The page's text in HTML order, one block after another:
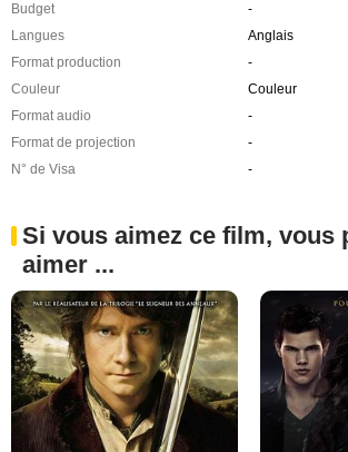
Budget
-
Langues
Anglais
Format production
-
Couleur
Couleur
Format audio
-
Format de projection
-
N° de Visa
-
Si vous aimez ce film, vous
aimer ...